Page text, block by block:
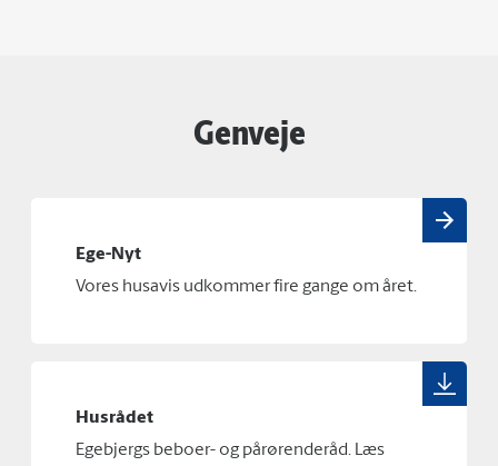
Genveje
Ege-Nyt
Vores husavis udkommer fire gange om året.
Husrådet
Egebjergs beboer- og pårørenderåd. Læs